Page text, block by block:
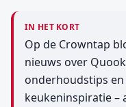
IN HET KORT
Op de Crowntap
nieuws over
onderhoudstips
keukeninspiratie –